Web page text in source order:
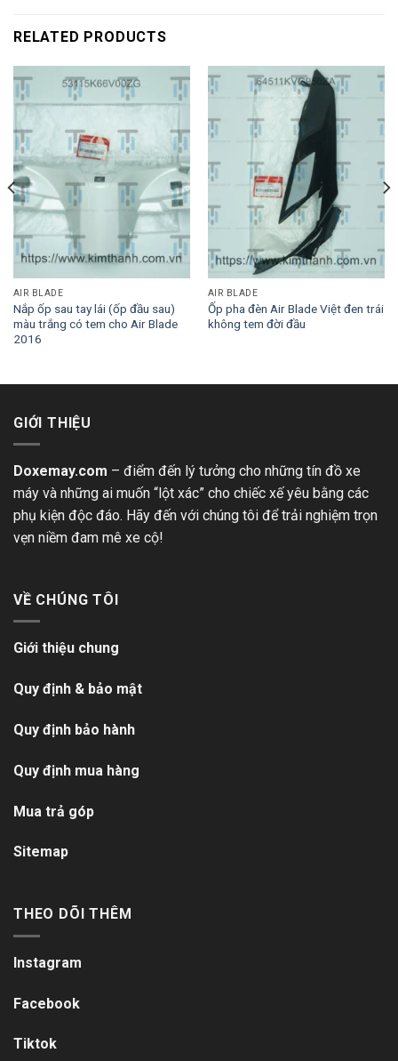
RELATED PRODUCTS
AIR BLADE
Nắp ốp sau tay lái (ốp đầu sau)
màu trắng có tem cho Air Blade
2016
AIR BLADE
Ốp pha đèn Air Blade Việt đen trái
không tem đời đầu
GIỚI THIỆU
Doxemay.com – điểm đến lý tưởng cho những tín đồ xe
máy và những ai muốn “lột xác” cho chiếc xế yêu bằng các
phụ kiện độc đáo. Hãy đến với chúng tôi để trải nghiệm trọn
vẹn niềm đam mê xe cộ!
VỀ CHÚNG TÔI
Giới thiệu chung
Quy định & bảo mật
Quy định bảo hành
Quy định mua hàng
Mua trả góp
Sitemap
THEO DÕI THÊM
Instagram
Facebook
Tiktok